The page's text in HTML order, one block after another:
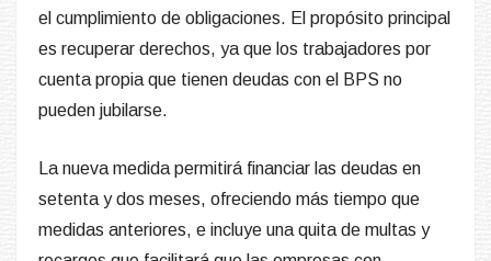
el cumplimiento de obligaciones. El propósito principal
es recuperar derechos, ya que los trabajadores por
cuenta propia que tienen deudas con el BPS no
pueden jubilarse.
La nueva medida permitirá financiar las deudas en
setenta y dos meses, ofreciendo más tiempo que
medidas anteriores, e incluye una quita de multas y